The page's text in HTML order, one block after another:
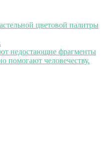
цветовой палитры
недостающие фрагменты
помогают человечеству.